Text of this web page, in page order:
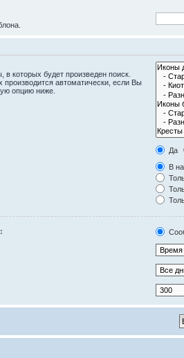
которых будет произведен поиск.
автоматически, если Вы
опцию ниже.
Да
В